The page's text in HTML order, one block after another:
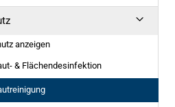
anzeigen
& Flächendesinfektion